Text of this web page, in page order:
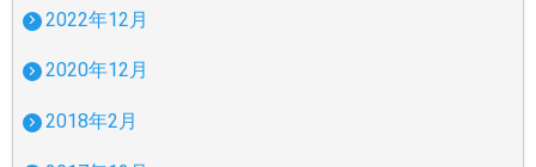
2022年12月
2020年12月
2018年2月